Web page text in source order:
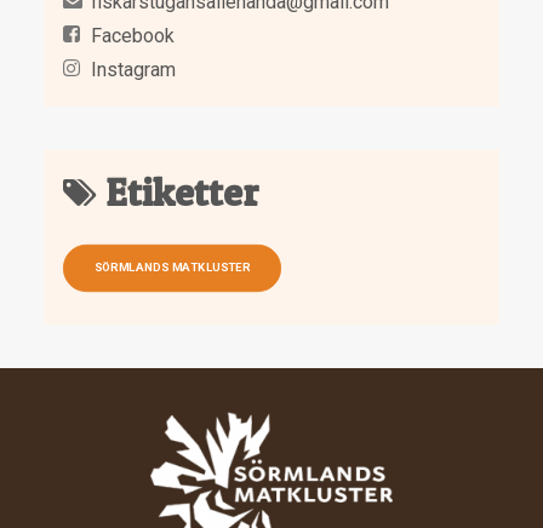
Facebook
Instagram
Etiketter
SÖRMLANDS MATKLUSTER